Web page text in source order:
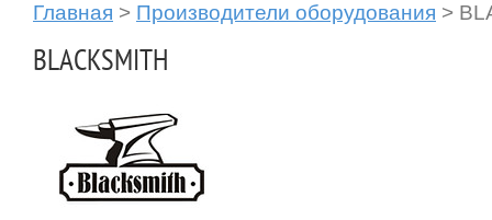
Главная > Производители оборудования >
BLACKSMITH